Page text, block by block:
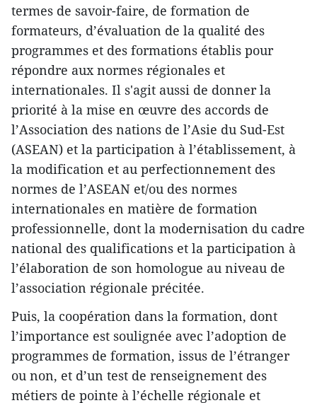
termes de savoir-faire, de formation de
formateurs, d’évaluation de la qualité des
programmes et des formations établis pour
répondre aux normes régionales et
internationales. Il s'agit aussi de donner la
priorité à la mise en œuvre des accords de
l’Association des nations de l’Asie du Sud-Est
(ASEAN) et la participation à l’établissement, à
la modification et au perfectionnement des
normes de l’ASEAN et/ou des normes
internationales en matière de formation
professionnelle, dont la modernisation du cadre
national des qualifications et la participation à
l’élaboration de son homologue au niveau de
l’association régionale précitée.
Puis, la coopération dans la formation, dont
l’importance est soulignée avec l’adoption de
programmes de formation, issus de l’étranger
ou non, et d’un test de renseignement des
métiers de pointe à l’échelle régionale et